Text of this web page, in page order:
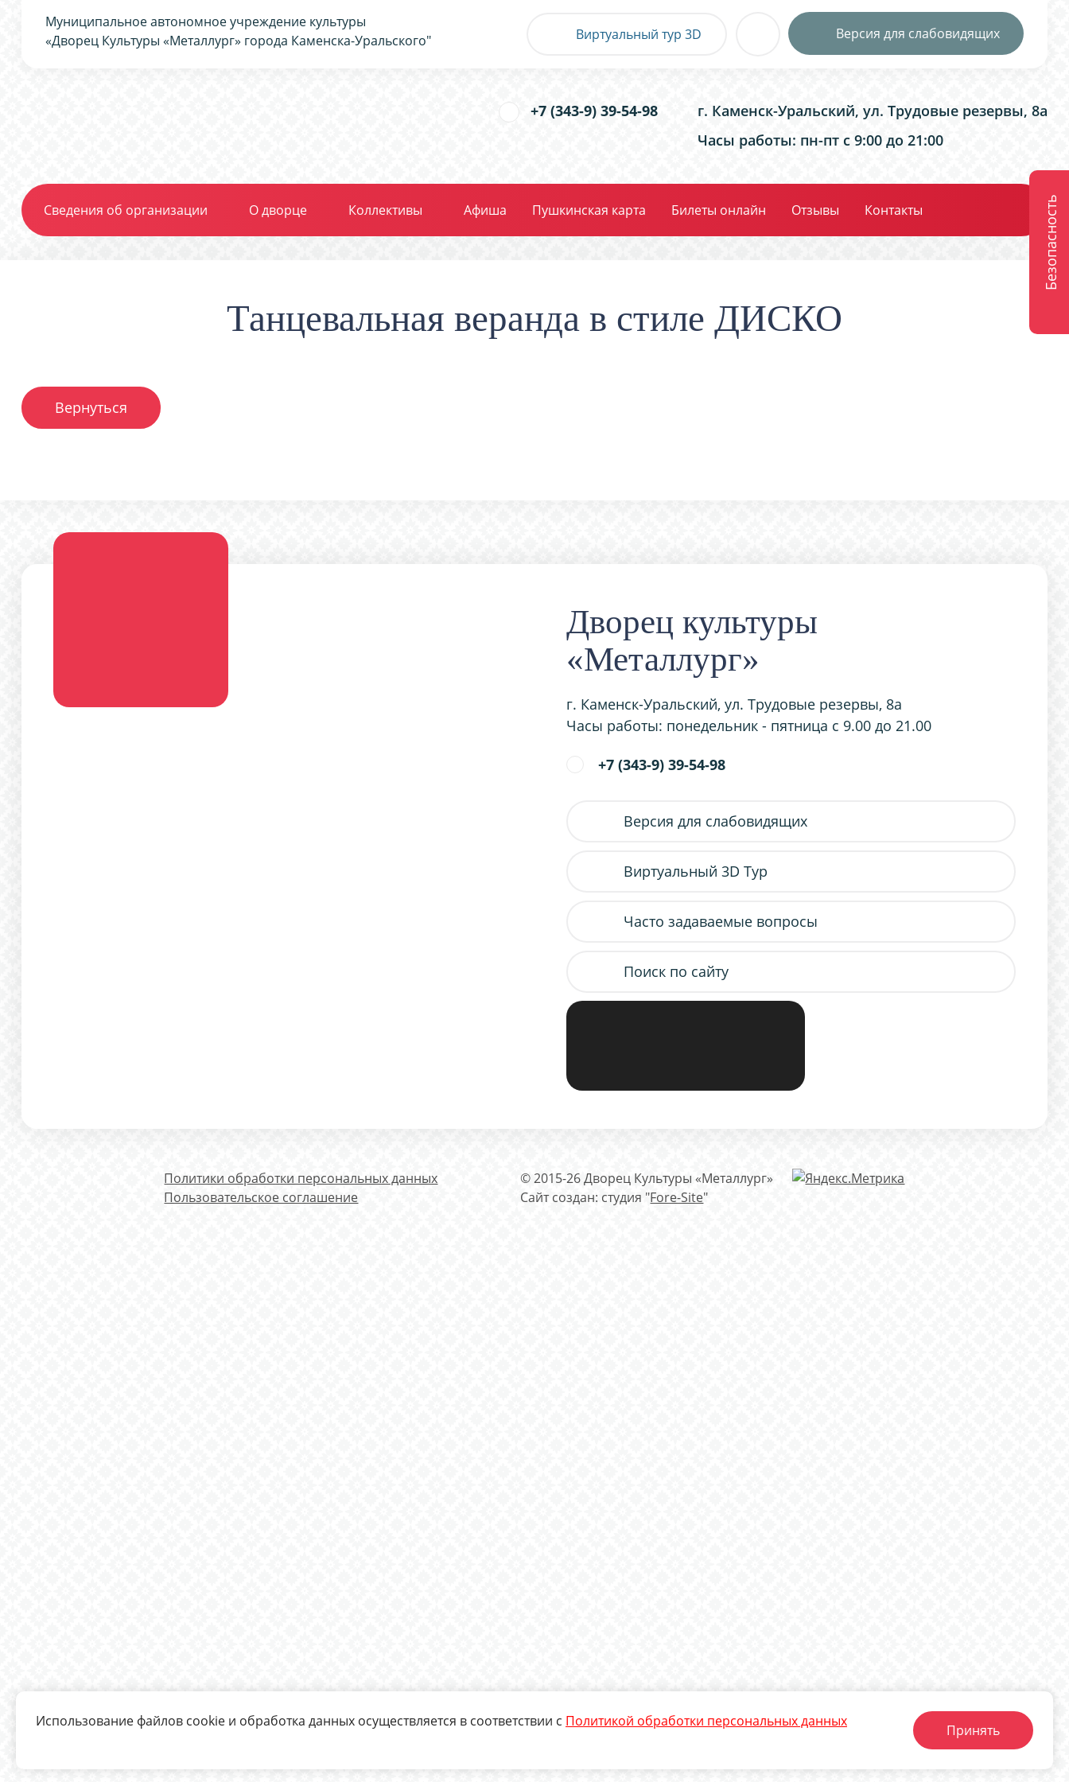
Муниципальное автономное учреждение культуры
«Дворец Культуры «Металлург» города Каменска-Уральского"
Версия для слабовидящих
Виртуальный тур 3D
г. Каменск-Уральский, ул. Трудовые резервы, 8а
Часы работы: пн-пт с 9:00 до 21:00
+7 (343-9) 39-54-98
Сведения об организации О дворце Коллективы Афиша Пушкинская карта Билеты онлайн Отзывы Контакты
Танцевальная веранда в стиле ДИСКО
Вернуться
Дворец культуры
«Металлург»
г. Каменск-Уральский, ул. Трудовые резервы, 8а
Часы работы: понедельник - пятница с 9.00 до 21.00
+7 (343-9) 39-54-98
Версия для слабовидящих
Виртуальный 3D Тур
Часто задаваемые вопросы
Поиск по сайту
Политики обработки персональных данных
Пользовательское соглашение
© 2015-26 Дворец Культуры «Металлург»
Сайт создан: студия "Fore-Site"
Безопасность
Использование файлов cookie и обработка данных осуществляется в соответствии с Политикой обработки персональных данных
Принять